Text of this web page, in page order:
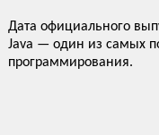
Дата официального
Java — один из самых
программирования.